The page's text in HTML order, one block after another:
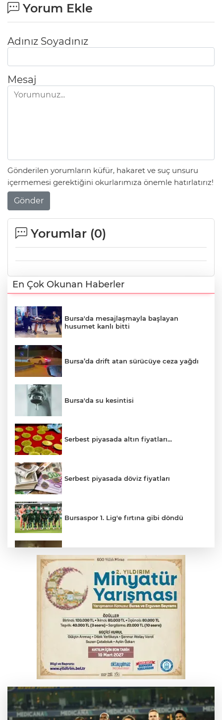
Yorum Ekle
Adınız Soyadınız
Mesaj
Gönderilen yorumların küfür, hakaret ve suç unsuru
içermemesi gerektiğini okurlarımıza önemle hatırlatırız!
Gönder
Yorumlar (0)
En Çok Okunan Haberler
Bursa'da mesajlaşmayla başlayan
husumet kanlı bitti
Bursa’da drift atan sürücüye ceza yağdı
Bursa'da su kesintisi
Serbest piyasada altın fiyatları...
Serbest piyasada döviz fiyatları
Bursaspor 1. Lig'e fırtına gibi döndü
Feci kaza yaşlı çifti hayattan kopardı
Gençlerbirliği, Fenerbahçe maçı
hazırlıklarına başladı
Salih Bademci ‘Sesler’le Bursa’da
Körfezin iki yakası kulaçlarla birleşti